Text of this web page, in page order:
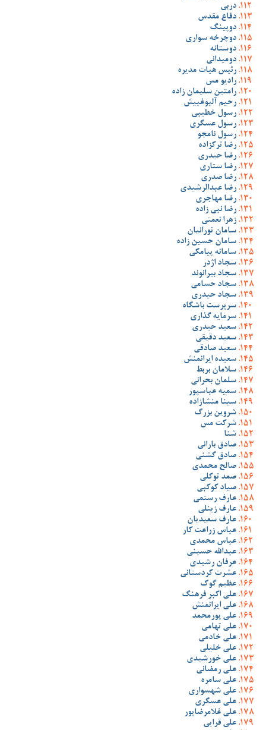
دربی
دفاع مقدس
دوپینگ
دوچرخه سواری
دوستانه
دومیدانی
رئیس هیات مدیره
رادیو مس
رامتین سلیمان زاده
رحیم آلبوغبیش
رسول خطیبی
رسول عسگری
رسول نامجو
رضا ترکزاده
رضا حیدری
رضا ستاری
رضا صدری
رضا عبدالرشیدی
رضا مهاجری
رضا نبی زاده
زهرا نعمتی
سامان تورانیان
سامان حسین زاده
سامانه پیامکی
سجاد اژدر
سجاد بیرانوند
سجاد حسامی
سجاد حیدری
سرپرست باشگاه
سرمایه گذاری
سعید حیدری
سعید دقیقی
سعید صادقی
سعیده ایرانمنش
سلامان بربط
سلمان بحرانی
سمیه عباسپور
سینا منشازاده
شروین بزرگ
شرکت مس
شنا
صادق بارانی
صادق گشنی
صالح محمدی
صمد توکلی
صیاد کوکبی
عارف رستمی
عارف زینلی
عارف سعیدیان
عباس زراعت کار
عباس محمدی
عبدالله حسینی
عرفان رشیدی
عشرت کردستانی
عظیم گوک
علی اکبر فرهنگ
علی ایرانمنش
علی پورمحمد
علی تهامی
علی خادمی
علی خلیلی
علی خورشیدی
علی رمضانی
علی سامره
علی شهسواری
علی عسگری
علی غلامرضاپور
علی قرایی